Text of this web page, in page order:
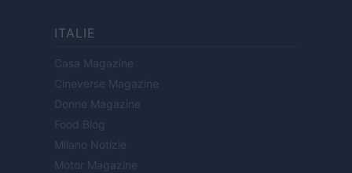
ITALIE
Casa Magazine
Cineverse Magazine
Donne Magazine
Food Blog
Milano Notizie
Motor Magazine